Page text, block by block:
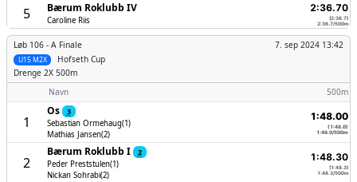
5 Bærum Roklubb IV
Caroline Riis
2:36.70
(2:36.7)
2:36.7/500m
Løb 106 - A Finale
Hofseth Cup
7. sep 2024 13:42
U15 M2X
Drenge 2X 500m
Navn
500m
1
Os
3
Sebastian Ormehaug(1)
Mathias Jansen(2)
1:48.00
(1:48.0)
1:48.0/500m
2
Bærum Roklubb I
2
Peder Preststulen(1)
Nickan Sohrabi(2)
1:48.30
(1:48.3)
1:48.3/500m